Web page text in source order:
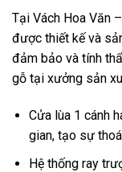
Tại Vách Hoa Văn
được thiết kế và
đảm bảo và tính
gỗ tại xưởng sản
Cửa lùa 1 cánh
gian, tạo sự
Hệ thống ray